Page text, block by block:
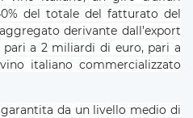
del totale del fatturato del
derivante dall’export
a 2 miliardi di euro, pari a
italiano commercializzato
da un livello medio di